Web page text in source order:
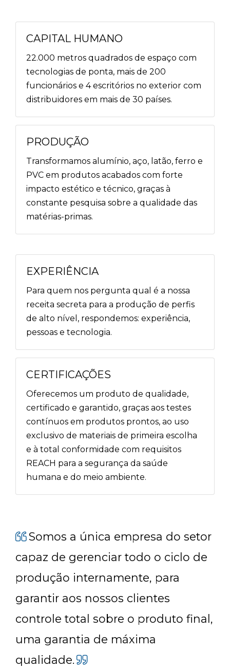
CAPITAL HUMANO
22.000 metros quadrados de espaço com
tecnologias de ponta, mais de 200
funcionários e 4 escritórios no exterior com
distribuidores em mais de 30 países.
PRODUÇÃO
Transformamos alumínio, aço, latão, ferro e
PVC em produtos acabados com forte
impacto estético e técnico, graças à
constante pesquisa sobre a qualidade das
matérias-primas.
EXPERIÊNCIA
Para quem nos pergunta qual é a nossa
receita secreta para a produção de perfis
de alto nível, respondemos: experiência,
pessoas e tecnologia.
CERTIFICAÇÕES
Oferecemos um produto de qualidade,
certificado e garantido, graças aos testes
contínuos em produtos prontos, ao uso
exclusivo de materiais de primeira escolha
e à total conformidade com requisitos
REACH para a segurança da saúde
humana e do meio ambiente.
Somos a única empresa do setor
capaz de gerenciar todo o ciclo de
produção internamente, para
garantir aos nossos clientes
controle total sobre o produto final,
uma garantia de máxima
qualidade.